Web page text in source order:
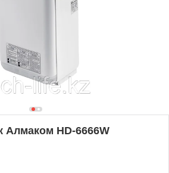
Алмаком HD-6666W